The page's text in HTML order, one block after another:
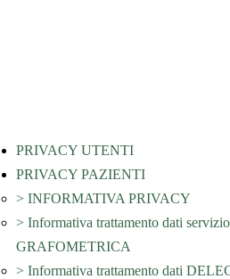
PRIVACY UTENTI
PRIVACY PAZIENTI
> INFORMATIVA PRIVACY
> Informativa trattamento dati
GRAFOMETRICA
> Informativa trattamento dati